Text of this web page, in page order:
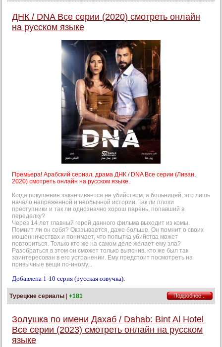
ДНК / DNA Все серии (2020) смотреть онлайн
на русском языке
Премьера! Арабский сериал, драма ДНК / DNA Все серии (Ливан,
2020) смотреть онлайн на русском языке.
Когда покушение заканчивается не убийством, а больницей, это лишь
начало напряженной и необычной истории. Так ли плохи
преступники и так ли однозначно хорош парень, попавший в
переделку?
Через 14 лет главный герой данного фильма выходит из комы.
Помнит ли он себя? Оказывается, даже больше. Он помнит о своих
мошенничествах и понимает, что попытка убийства может
повториться. Только кто же на самом деле желает ему зла?
Разобраться в этом он сможет только выяснив, кто же был так
заинтересован в его устранении. Ему предстоит посмотреть на
привычные вещи по-иному...
Добавлена 1-10 серия (русская озвучка).
Турецкие сериалы | +181 Подробнее...
Золушка по имени Дахаб / Dahab: Bint Al Hotel
Все серии (2023) смотреть онлайн на русском
языке